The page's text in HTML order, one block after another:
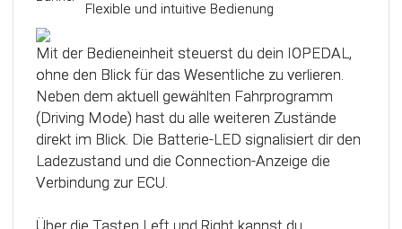
Flexible und intuitive Bedienung
Mit der Bedieneinheit steuerst du dein IOPEDAL,
ohne den Blick für das Wesentliche zu verlieren.
Neben dem aktuell gewählten Fahrprogramm
(Driving Mode) hast du alle weiteren Zustände
direkt im Blick. Die Batterie-LED signalisiert dir den
Ladezustand und die Connection-Anzeige die
Verbindung zur ECU.
Das Steuergerät (ECU) verfügt über eine
intelligente Kalibrierfunktion. Direkt nach dem
Einbau des IOPEDAL werden alle notwendigen
Informationen des Gaspedals automatisch
analysiert und zu einem optimierten individuellen
Kennfeld verarbeitet. Dadurch werden die
einzelnen Fahrmodi (Fahrprogramme)
automatisch an die Charakteristik des Gaspedals
Technologie werden alle Potenziale deines